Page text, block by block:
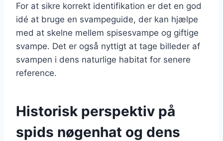
For at sikre korrekt identifikation er det en god
idé at bruge en svampeguide, der kan hjælpe
med at skelne mellem spisesvampe og giftige
svampe. Det er også nyttigt at tage billeder af
svampen i dens naturlige habitat for senere
reference.
Historisk perspektiv på
spids nøgenhat og dens